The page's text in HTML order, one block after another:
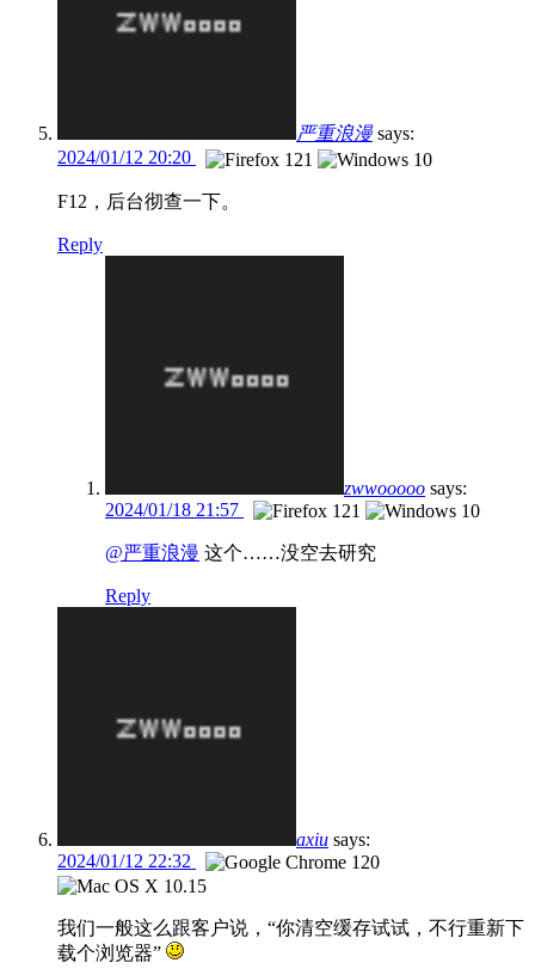
严重浪漫 says:
2024/01/12 20:20
F12，后台彻查一下。
Reply
zwwooooo says:
2024/01/18 21:57
@严重浪漫 这个……没空去研究
Reply
axiu says:
2024/01/12 22:32
我们一般这么跟客户说，“你清空缓存试试，不行重新下
载个浏览器”